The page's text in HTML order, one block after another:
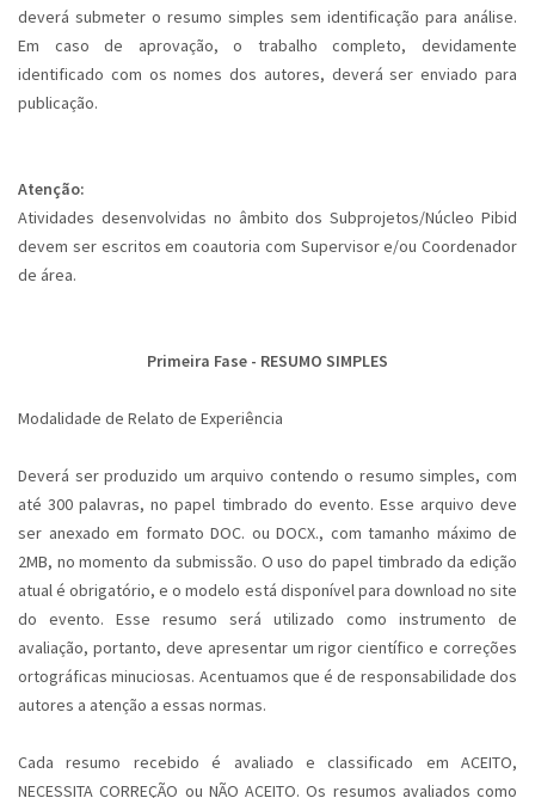
deverá submeter o resumo simples sem identificação para análise.
Em caso de aprovação, o trabalho completo, devidamente
identificado com os nomes dos autores, deverá ser enviado para
publicação.
Atenção:
Atividades desenvolvidas no âmbito dos Subprojetos/Núcleo Pibid
devem ser escritos em coautoria com Supervisor e/ou Coordenador
de área.
Primeira Fase - RESUMO SIMPLES
Modalidade de Relato de Experiência
Deverá ser produzido um arquivo contendo o resumo simples, com
até 300 palavras, no papel timbrado do evento. Esse arquivo deve
ser anexado em formato DOC. ou DOCX., com tamanho máximo de
2MB, no momento da submissão. O uso do papel timbrado da edição
atual é obrigatório, e o modelo está disponível para download no site
do evento. Esse resumo será utilizado como instrumento de
avaliação, portanto, deve apresentar um rigor científico e correções
ortográficas minuciosas. Acentuamos que é de responsabilidade dos
autores a atenção a essas normas.
Cada resumo recebido é avaliado e classificado em ACEITO,
NECESSITA CORREÇÃO ou NÃO ACEITO. Os resumos avaliados como